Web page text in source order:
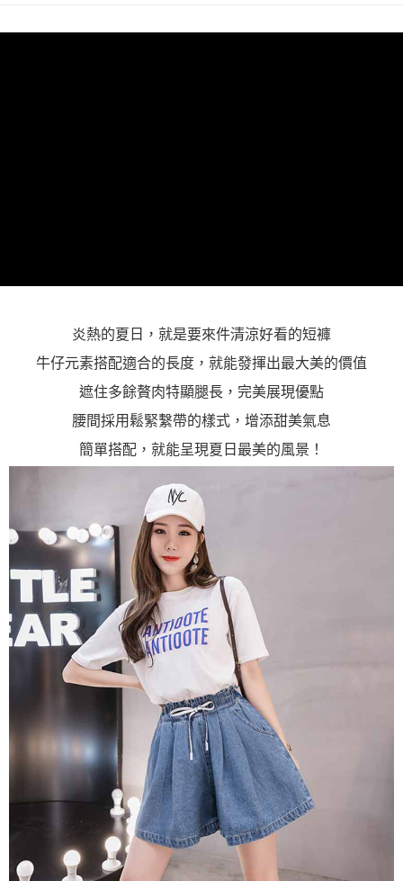
２．關於個人資料處理事宜，請瀏覽以下網址：
炎熱的夏日，就是要來件清涼好看的短褲
牛仔元素搭配適合的長度，就能發揮出最大美的價值
遮住多餘贅肉特顯腿長，完美展現優點
腰間採用鬆緊繫帶的樣式，增添甜美氣息
簡單搭配，就能呈現夏日最美的風景！